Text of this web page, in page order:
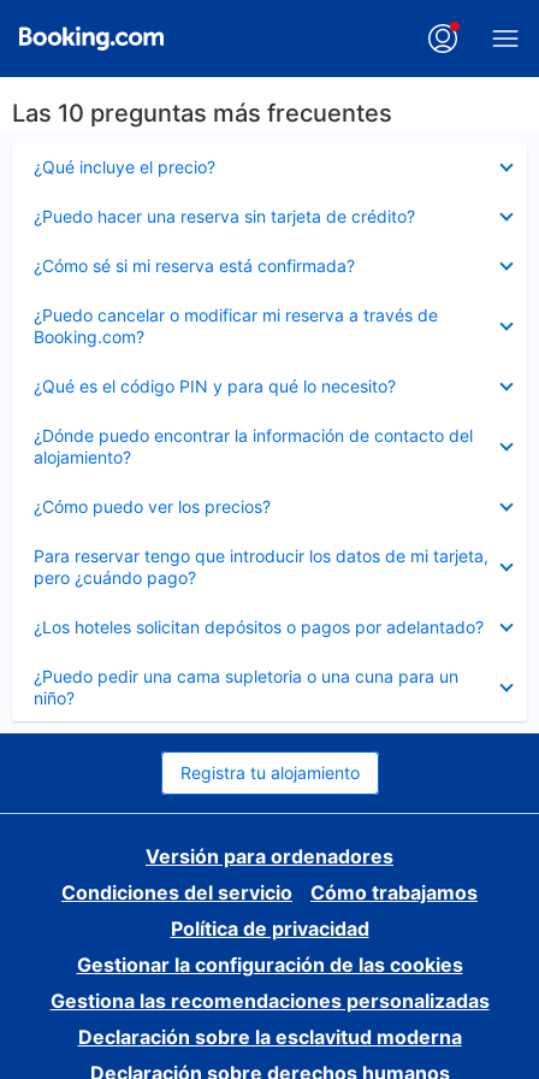
Las 10 preguntas más frecuentes
¿Qué incluye el precio?
cerrado
¿Puedo hacer una reserva sin tarjeta de crédito?
cerrado
¿Cómo sé si mi reserva está confirmada?
cerrado
¿Puedo cancelar o modificar mi reserva a través de
Booking.com?
cerrado
¿Qué es el código PIN y para qué lo necesito?
cerrado
¿Dónde puedo encontrar la información de contacto del
alojamiento?
cerrado
¿Cómo puedo ver los precios?
cerrado
Para reservar tengo que introducir los datos de mi tarjeta,
pero ¿cuándo pago?
cerrado
¿Los hoteles solicitan depósitos o pagos por adelantado?
cerrado
¿Puedo pedir una cama supletoria o una cuna para un
niño?
cerrado
Registra tu alojamiento
Versión para ordenadores
Condiciones del servicio
Cómo trabajamos
Política de privacidad
Gestionar la configuración de las cookies
Gestiona las recomendaciones personalizadas
Declaración sobre la esclavitud moderna
Declaración sobre derechos humanos